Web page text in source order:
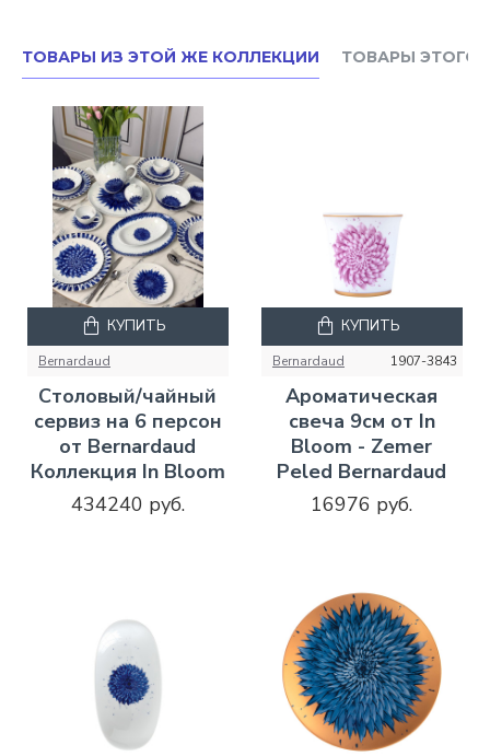
ТОВАРЫ ИЗ ЭТОЙ ЖЕ КОЛЛЕКЦИИ ТОВАРЫ ЭТОГО
Bernardaud
Столовый/чайный
сервиз на 6 персон
от Bernardaud
Коллекция In Bloom
434240 руб.
КУПИТЬ
Bernardaud 1907-3843
Ароматическая
свеча 9см от In
Bloom - Zemer
Peled Bernardaud
16976 руб.
КУПИТЬ